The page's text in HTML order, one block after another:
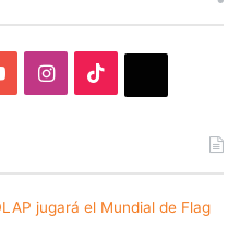
YouTubeInstagram
jugará el Mundial de Flag